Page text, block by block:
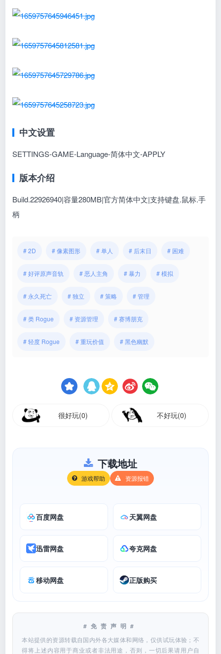
中文设置
SETTINGS-GAME-Language-简体中文-APPLY
版本介绍
Build.22926940|容量280MB|官方简体中文|支持键盘.鼠标.手
柄
# 2D # 像素图形 # 单人 # 后末日 # 困难
# 好评原声音轨 # 恶人主角 # 暴力 # 模拟
# 永久死亡 # 独立 # 策略 # 管理
# 类 Rogue # 资源管理 # 赛博朋克
# 轻度 Rogue # 重玩价值 # 黑色幽默
很好玩(0) 不好玩(0)
下载地址
游戏帮助 资源报错
百度网盘 天翼网盘
迅雷网盘 夸克网盘
移动网盘 正版购买
#免责声明#
本站提供的资源转载自国内外各大媒体和网络，仅供试玩体验；不
得将上述内容用于商业或者非法用途，否则，一切后果请用户自